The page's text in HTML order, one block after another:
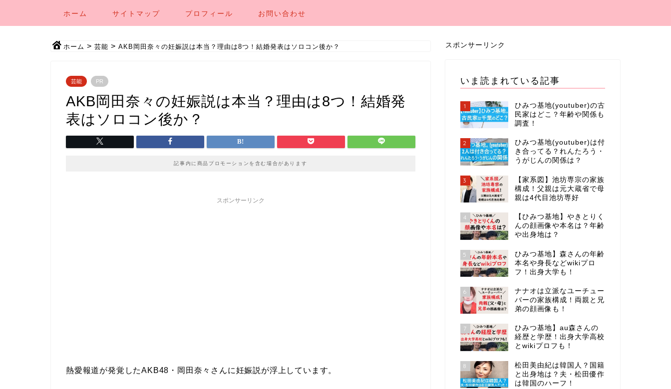
ホーム サイトマップ プロフィール お問い合わせ
ホーム > 芸能 > AKB岡田奈々の妊娠説は本当？理由は8つ！結婚発表はソロコン後か？
芸能 PR
AKB岡田奈々の妊娠説は本当？理由は8つ！結婚発
表はソロコン後か？
記事内に商品プロモーションを含む場合があります
スポンサーリンク
熱愛報道が発覚したAKB48・岡田奈々さんに妊娠説が浮上しています。
スポンサーリンク
いま読まれている記事
1
ひみつ基地(youtuber)の古
民家はどこ？年齢や関係も
調査！
2
ひみつ基地(youtuber)は付
き合ってる？れんたろう・
うがじんの関係は？
3
【家系図】池坊専宗の家族
構成！父親は元大蔵省で母
親は4代目池坊専好
4
【ひみつ基地】やきとりく
んの顔画像や本名は？年齢
や出身地は？
5
ひみつ基地】森さんの年齢
本名や身長などwikiプロ
フ！出身大学も！
6
ナナオは立派なユーチュー
バーの家族構成！両親と兄
弟の顔画像も！
7
ひみつ基地】au森さんの
経歴と学歴！出身大学高校
とwikiプロフも！
8
松田美由紀は韓国人？国籍
と出身地は？夫・松田優作
は韓国のハーフ！